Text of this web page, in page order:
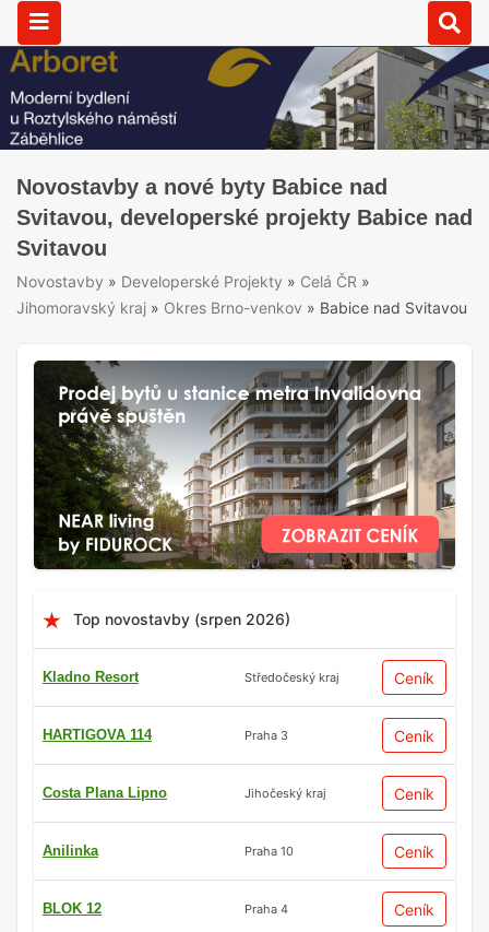
Novostavby a nové byty Babice nad
Svitavou, developerské projekty Babice nad
Svitavou
Novostavby » Developerské Projekty » Celá ČR »
Jihomoravský kraj » Okres Brno-venkov » Babice nad Svitavou
Top novostavby (srpen 2026)
Kladno Resort Středočeský kraj Ceník
HARTIGOVA 114 Praha 3 Ceník
Costa Plana Lipno Jihočeský kraj Ceník
Anilinka Praha 10 Ceník
BLOK 12 Praha 4 Ceník